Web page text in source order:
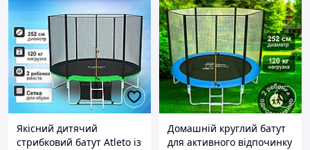
Якісний дитячий
стрибковий батут Atleto із
Домашній круглий батут
для активного відпочинку